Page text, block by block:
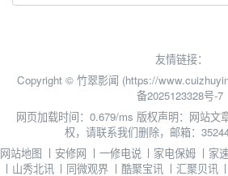
友情链接：
Copyright © 竹翠影闻 (https://
备2025123328号-7
网页加载时间：0.679/ms 版权声明：网站文
权，请联系我们删除，邮箱：
网站地图 丨 安修网 丨 一修电说 丨 家电保姆 丨 家
丨 山秀北讯 丨 同微观界 丨 酷聚宝讯 丨 汇聚贝讯 丨